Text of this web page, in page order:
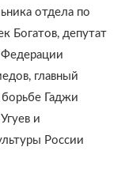
отдела по
Богатов, депутат
Федерации
главный
Гаджи
и
России